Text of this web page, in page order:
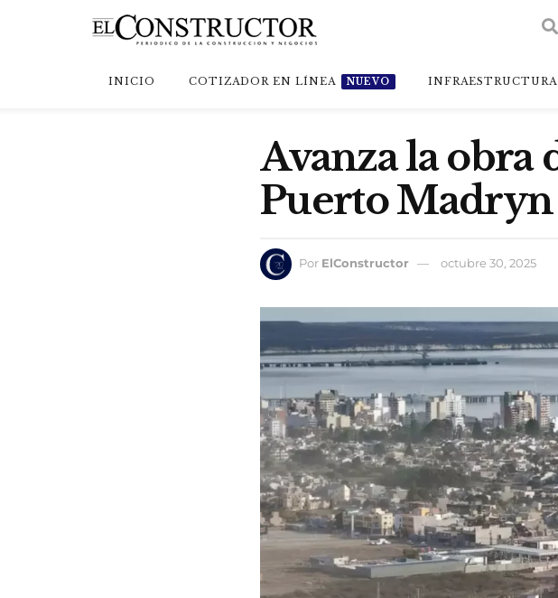
INICIO COTIZADOR EN LÍNEA NUEVO INFRAESTRUCTURA
Avanza la obra
Puerto Madryn
Por ElConstructor octubre 30, 2025